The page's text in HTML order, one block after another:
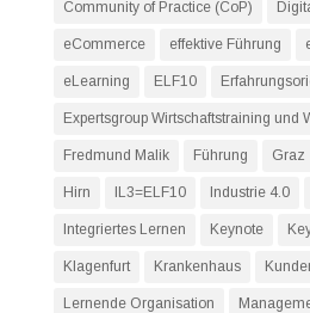
Community of Practice (CoP)
eCommerce effektive Führung
eLearning ELF10
Expertsgroup Wirtschaftstraining und
Fredmund Malik Führung Graz
Hirn IL3=ELF10 Industrie 4.0
Integriertes Lernen Keynote
Klagenfurt Krankenhaus
Lernende Organisation